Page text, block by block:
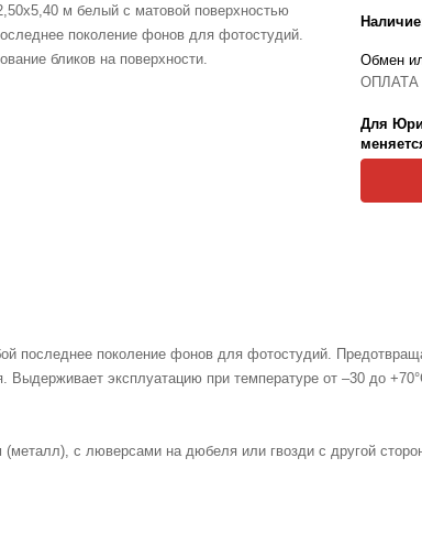
м белый с матовой поверхностью
поколение фонов для фотостудий.
бликов на поверхности.
Обмен
Для
последнее поколение фонов для фотостудий.
эксплуатацию при температуре от –30 до
с люверсами на дюбеля или гвозди с другой